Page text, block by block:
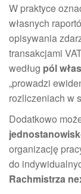
W praktyce
własnych
opisywania
transakcjami
według pól
„prowadzi
rozliczeniach w
Dodatkowo
organizację
do
Rachmistrza